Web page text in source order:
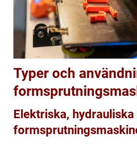
Typer och
Elektriska,